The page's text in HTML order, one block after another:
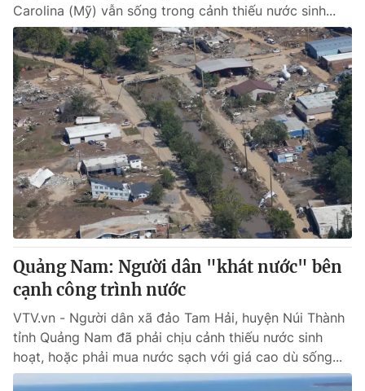
Ðiện thoại Thời báo VTV:024.66 897 897
Email:toasoan@vtv.vn
Liên hệ quảng cáo:024-7300.7108
® Cấm sao chép dưới mọi hình thức nếu không có sự chấp
thuận bằng văn bản. Ghi rõ nguồn VTV.vn khi phát hành lại
thông tin từ website này.
Carolina (Mỹ) vẫn sống trong cảnh thiếu nước sinh...
Quảng Nam: Người dân "khát nước" bên
cạnh công trình nước
VTV.vn - Người dân xã đảo Tam Hải, huyện Núi Thành
tỉnh Quảng Nam đã phải chịu cảnh thiếu nước sinh
hoạt, hoặc phải mua nước sạch với giá cao dù sống...